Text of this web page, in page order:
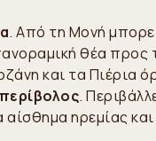
. Από τη Μονή
θέα προς
και τα Πιέρια
.
αίσθημα ηρεμίας και